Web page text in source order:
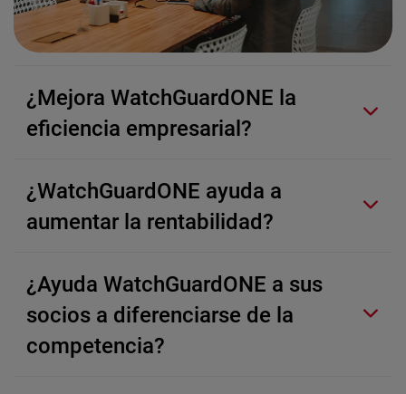
¿Mejora WatchGuardONE la
eficiencia empresarial?
¿WatchGuardONE ayuda a
aumentar la rentabilidad?
¿Ayuda WatchGuardONE a sus
socios a diferenciarse de la
competencia?